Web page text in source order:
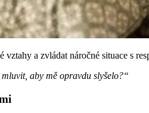
a zvládat náročné situace s
mluvit, aby mě opravdu slyšelo?“